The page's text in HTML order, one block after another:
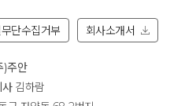
단수집거부 회사소개서
)주안
사 김하람